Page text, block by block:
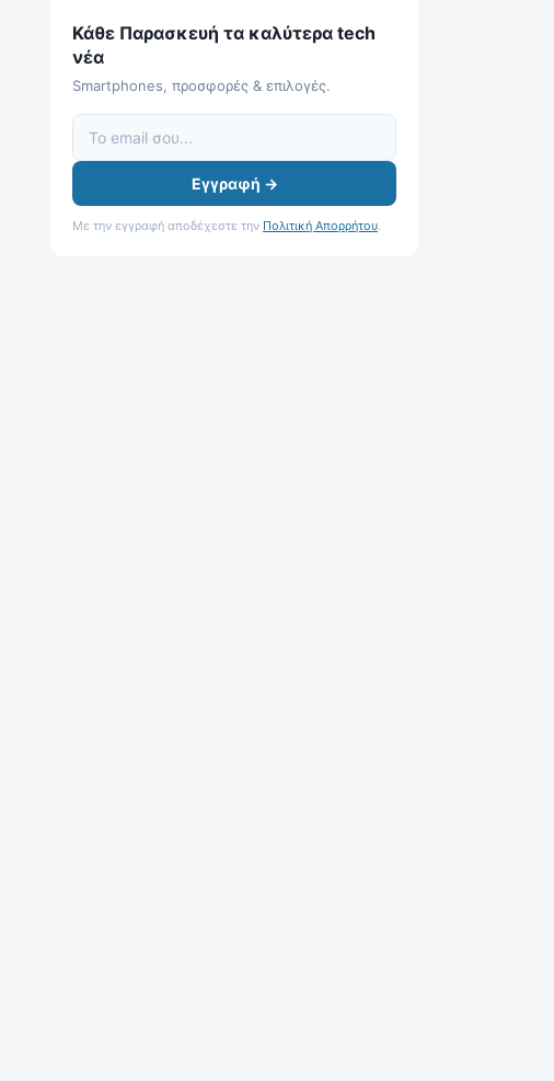
Κάθε Παρασκευή τα καλύτερα tech
νέα
Smartphones, προσφορές & επιλογές.
Εγγραφή →
Με την εγγραφή αποδέχεστε την Πολιτική Απορρήτου.